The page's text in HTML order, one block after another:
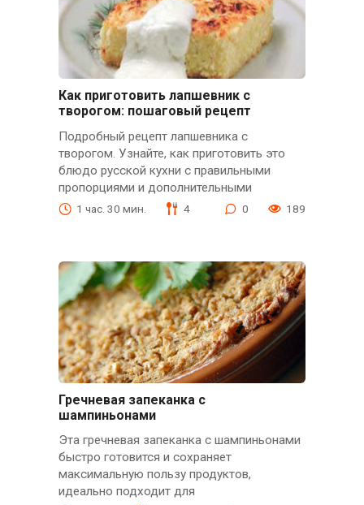
Как приготовить лапшевник с
творогом: пошаговый рецепт
Подробный рецепт лапшевника с
творогом. Узнайте, как приготовить это
блюдо русской кухни с правильными
пропорциями и дополнительными
1 час. 30 мин. 4 0 189
Гречневая запеканка с
шампиньонами
Эта гречневая запеканка с шампиньонами
быстро готовится и сохраняет
максимальную пользу продуктов,
идеально подходит для